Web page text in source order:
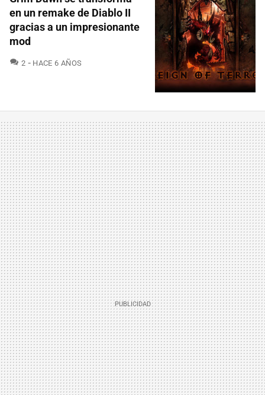
en un remake de Diablo II
gracias a un impresionante
mod
2 COMENTARIOS
HACE 6 AÑOS